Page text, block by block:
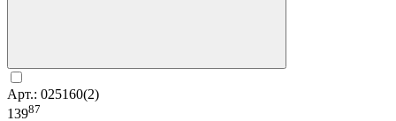
Арт.: 025160(2)
13987